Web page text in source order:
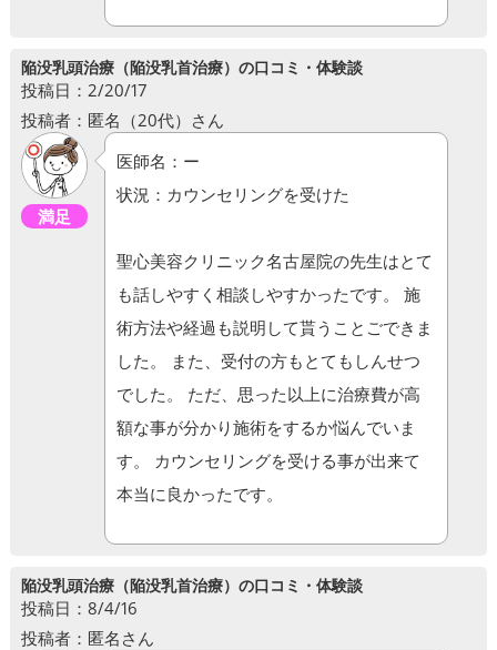
陥没乳頭治療（陥没乳首治療）の口コミ・体験談
投稿日：2/20/17
投稿者：匿名（20代）さん
満足
医師名：ー
状況：カウンセリングを受けた
聖心美容クリニック名古屋院の先生はとて
も話しやすく相談しやすかったです。 施
術方法や経過も説明して貰うことごできま
した。 また、受付の方もとてもしんせつ
でした。 ただ、思った以上に治療費が高
額な事が分かり施術をするか悩んでいま
す。 カウンセリングを受ける事が出来て
本当に良かったです。
陥没乳頭治療（陥没乳首治療）の口コミ・体験談
投稿日：8/4/16
投稿者：匿名さん